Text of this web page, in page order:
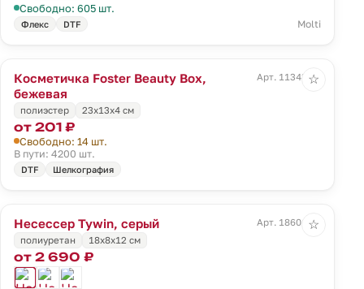
Свободно: 605 шт.
Флекс DTF Molti
Косметичка Foster Beauty Box,
бежевая
Арт. 11343.00
полиэстер 23х13х4 см
от 201 ₽
Свободно: 14 шт.
В пути: 4200 шт.
DTF Шелкография
☆
Несессер Tywin, серый
Арт. 18601.10
полиуретан
18x8x12 см
от 2 690 ₽
☆